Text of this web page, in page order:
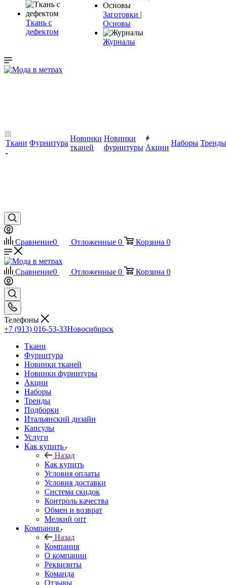
Ткань с
дефектом
Заготовки |
Основы
Журналы
Ткани Фурнитура
Новинки
тканей
Новинки
фурнитуры Акции
Наборы Тренды
Сравнение0 Отложенные 0 Корзина 0
Сравнение0 Отложенные 0 Корзина 0
Телефоны
+7 (913) 016-53-33Новосибирск
Ткани
Фурнитура
Новинки тканей
Новинки фурнитуры
Акции
Наборы
Тренды
Подборки
Итальянский дизайн
Капсулы
Услуги
Как купить
Назад
Как купить
Условия оплаты
Условия доставки
Система скидок
Контроль качества
Обмен и возврат
Мелкий опт
Компания
Назад
Компания
О компании
Реквизиты
Команда
Отзывы